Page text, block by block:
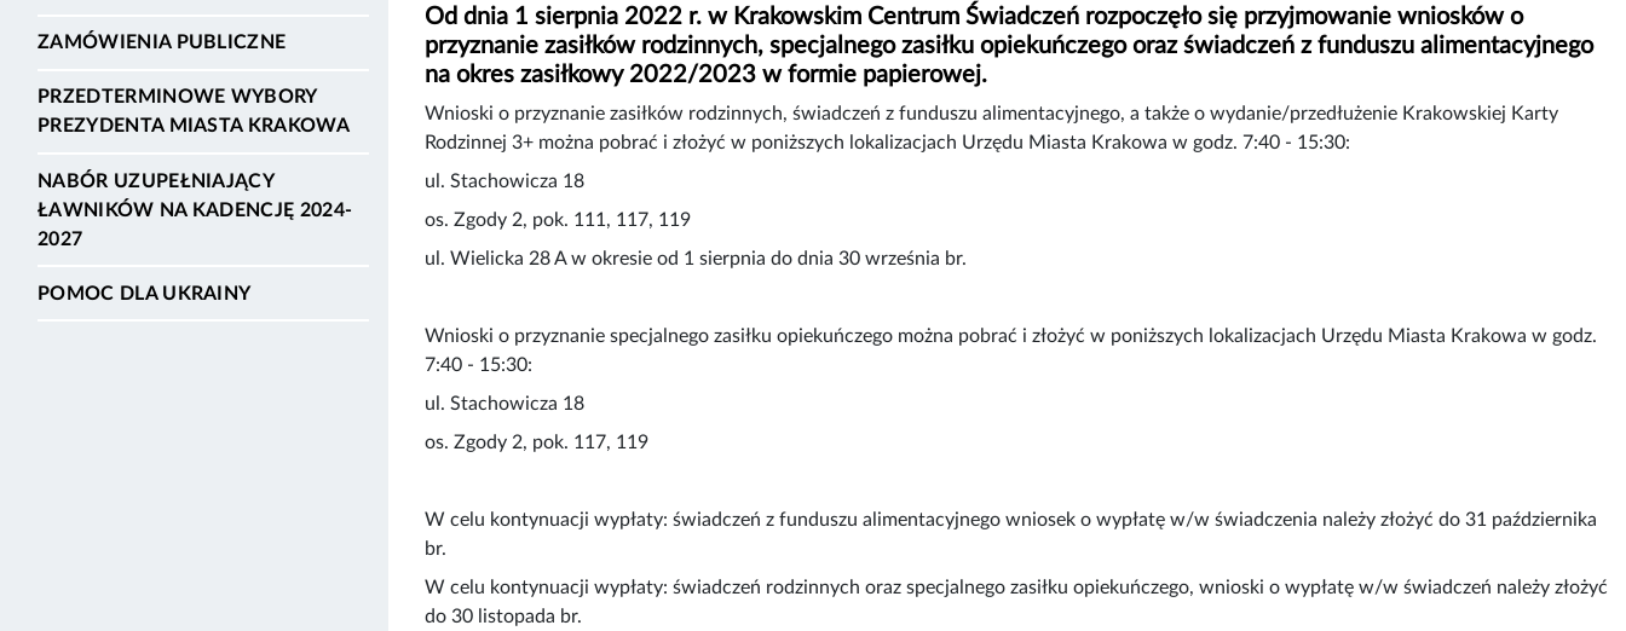
ZAMÓWIENIA PUBLICZNE
PRZEDTERMINOWE WYBORY
PREZYDENTA MIASTA KRAKOWA
NABÓR UZUPEŁNIAJĄCY
ŁAWNIKÓW NA KADENCJĘ 2024-
2027
POMOC DLA UKRAINY
Od dnia 1 sierpnia 2022 r. w Krakowskim Centrum Świadczeń rozpoczęło się przyjmowanie wniosków o
przyznanie zasiłków rodzinnych, specjalnego zasiłku opiekuńczego oraz świadczeń z funduszu alimentacyjnego
na okres zasiłkowy 2022/2023 w formie papierowej.
Wnioski o przyznanie zasiłków rodzinnych, świadczeń z funduszu alimentacyjnego, a także o wydanie/przedłużenie Krakowskiej Karty
Rodzinnej 3+ można pobrać i złożyć w poniższych lokalizacjach Urzędu Miasta Krakowa w godz. 7:40 - 15:30:
ul. Stachowicza 18
os. Zgody 2, pok. 111, 117, 119
ul. Wielicka 28 A w okresie od 1 sierpnia do dnia 30 września br.
Wnioski o przyznanie specjalnego zasiłku opiekuńczego można pobrać i złożyć w poniższych lokalizacjach Urzędu Miasta Krakowa w godz.
7:40 - 15:30:
ul. Stachowicza 18
os. Zgody 2, pok. 117, 119
W celu kontynuacji wypłaty: świadczeń z funduszu alimentacyjnego wniosek o wypłatę w/w świadczenia należy złożyć do 31 października
br.
W celu kontynuacji wypłaty: świadczeń rodzinnych oraz specjalnego zasiłku opiekuńczego, wnioski o wypłatę w/w świadczeń należy złożyć
do 30 listopada br.